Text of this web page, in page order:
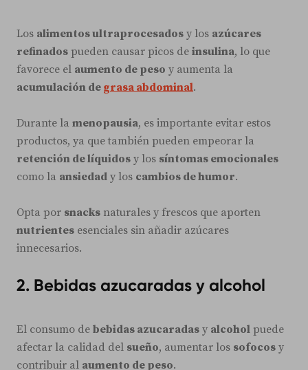
Los alimentos ultraprocesados y los azúcares
refinados pueden causar picos de insulina, lo que
favorece el aumento de peso y aumenta la
acumulación de grasa abdominal.
Durante la menopausia, es importante evitar estos
productos, ya que también pueden empeorar la
retención de líquidos y los síntomas emocionales
como la ansiedad y los cambios de humor.
Opta por snacks naturales y frescos que aporten
nutrientes esenciales sin añadir azúcares
innecesarios.
2. Bebidas azucaradas y alcohol
El consumo de bebidas azucaradas y alcohol puede
afectar la calidad del sueño, aumentar los sofocos y
contribuir al aumento de peso.